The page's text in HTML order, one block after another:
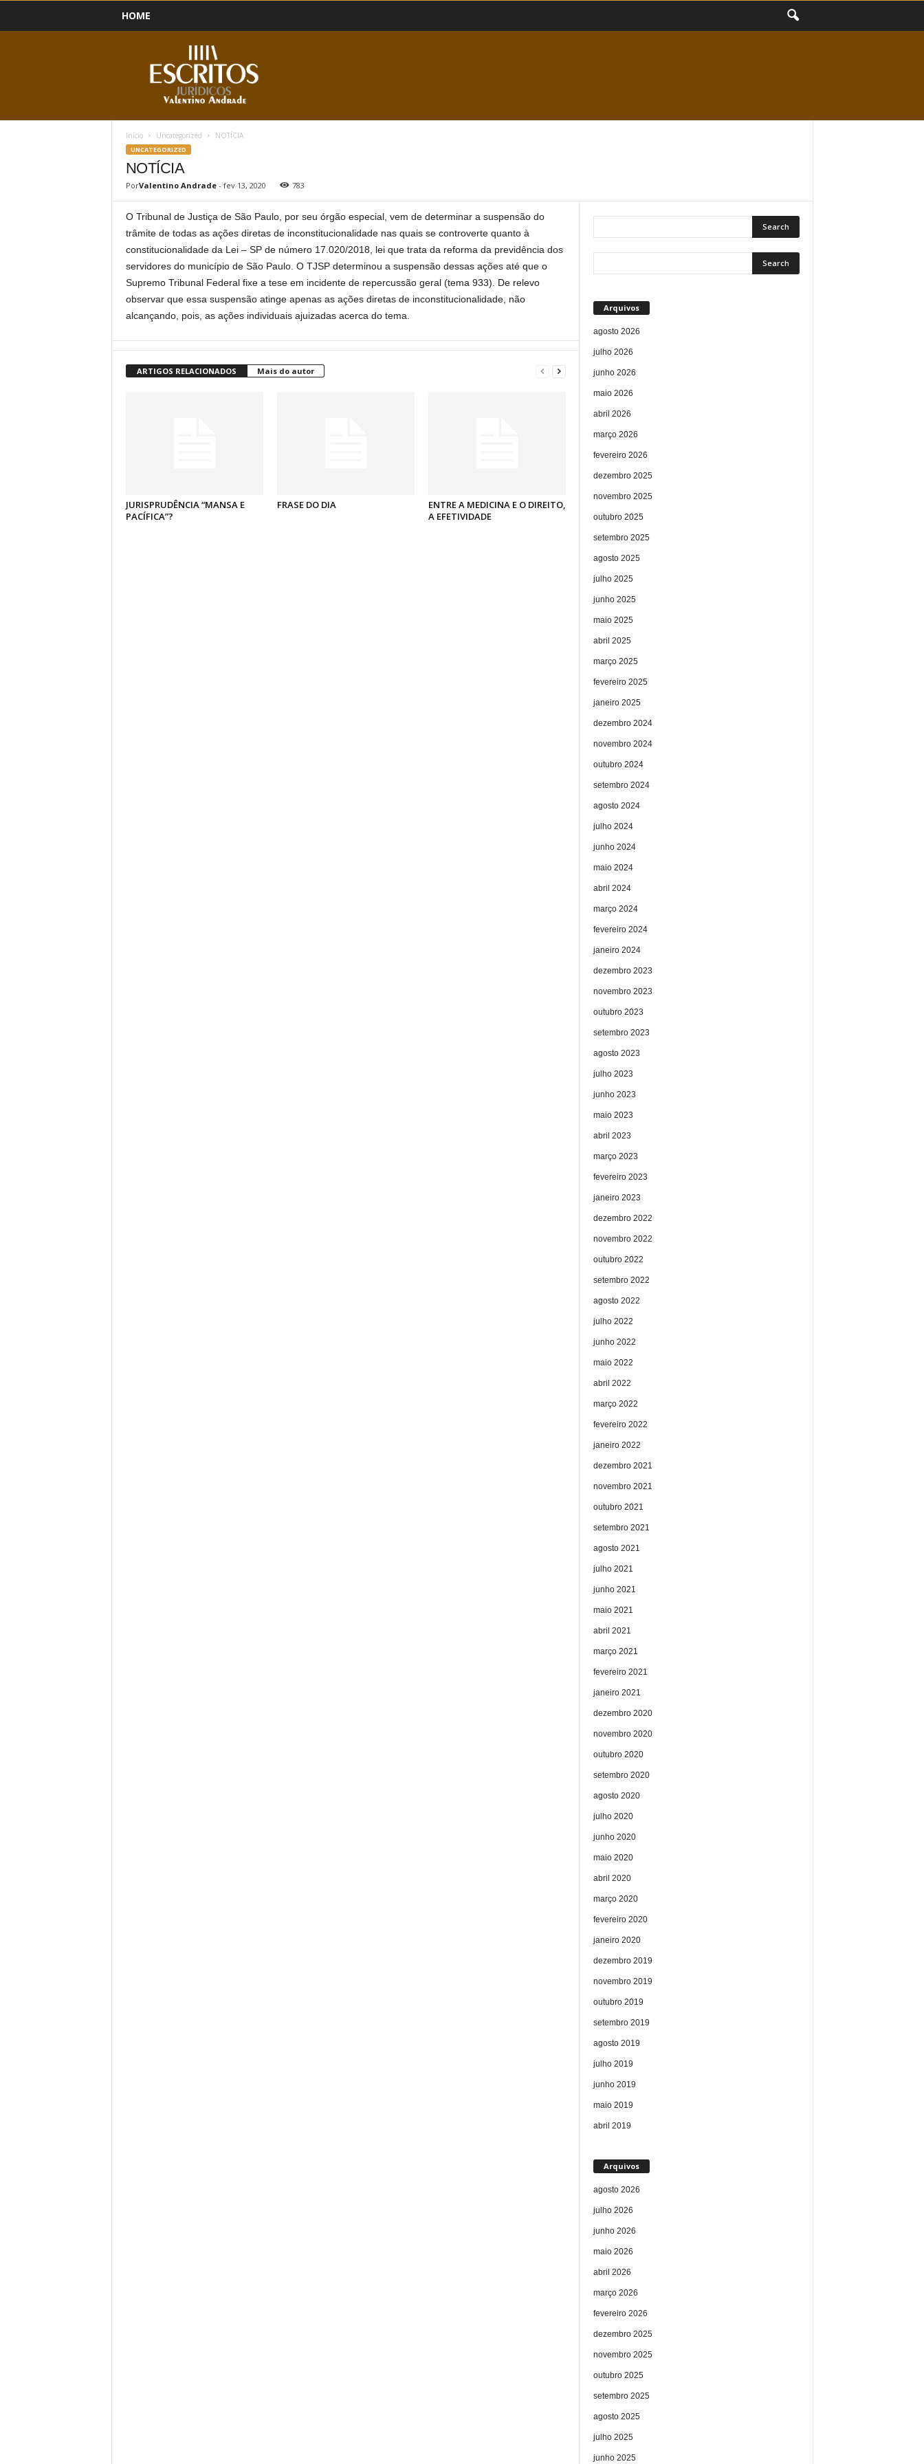
HOME
Início Uncategorized NOTÍCIA
UNCATEGORIZED
NOTÍCIA
PorValentino Andrade- fev 13, 2020 783
O Tribunal de Justiça de São Paulo, por seu órgão especial, vem de determinar a suspensão do
trâmite de todas as ações diretas de inconstitucionalidade nas quais se controverte quanto à
constitucionalidade da Lei – SP de número 17.020/2018, lei que trata da reforma da previdência dos
servidores do município de São Paulo. O TJSP determinou a suspensão dessas ações até que o
Supremo Tribunal Federal fixe a tese em incidente de repercussão geral (tema 933). De relevo
observar que essa suspensão atinge apenas as ações diretas de inconstitucionalidade, não
alcançando, pois, as ações individuais ajuizadas acerca do tema.
ARTIGOS RELACIONADOS Mais do autor
JURISPRUDÊNCIA “MANSA E
PACÍFICA”?
FRASE DO DIA
ENTRE A MEDICINA E O DIREITO,
A EFETIVIDADE
Arquivos
agosto 2026
julho 2026
junho 2026
maio 2026
abril 2026
março 2026
fevereiro 2026
dezembro 2025
novembro 2025
outubro 2025
setembro 2025
agosto 2025
julho 2025
junho 2025
maio 2025
abril 2025
março 2025
fevereiro 2025
janeiro 2025
dezembro 2024
novembro 2024
outubro 2024
setembro 2024
agosto 2024
julho 2024
junho 2024
maio 2024
abril 2024
março 2024
fevereiro 2024
janeiro 2024
dezembro 2023
novembro 2023
outubro 2023
setembro 2023
agosto 2023
julho 2023
junho 2023
maio 2023
abril 2023
março 2023
fevereiro 2023
janeiro 2023
dezembro 2022
novembro 2022
outubro 2022
setembro 2022
agosto 2022
julho 2022
junho 2022
maio 2022
abril 2022
março 2022
fevereiro 2022
janeiro 2022
dezembro 2021
novembro 2021
outubro 2021
setembro 2021
agosto 2021
julho 2021
junho 2021
maio 2021
abril 2021
março 2021
fevereiro 2021
janeiro 2021
dezembro 2020
novembro 2020
outubro 2020
setembro 2020
agosto 2020
julho 2020
junho 2020
maio 2020
abril 2020
março 2020
fevereiro 2020
janeiro 2020
dezembro 2019
novembro 2019
outubro 2019
setembro 2019
agosto 2019
julho 2019
junho 2019
maio 2019
abril 2019
Arquivos
agosto 2026
julho 2026
junho 2026
maio 2026
abril 2026
março 2026
fevereiro 2026
dezembro 2025
novembro 2025
outubro 2025
setembro 2025
agosto 2025
julho 2025
junho 2025